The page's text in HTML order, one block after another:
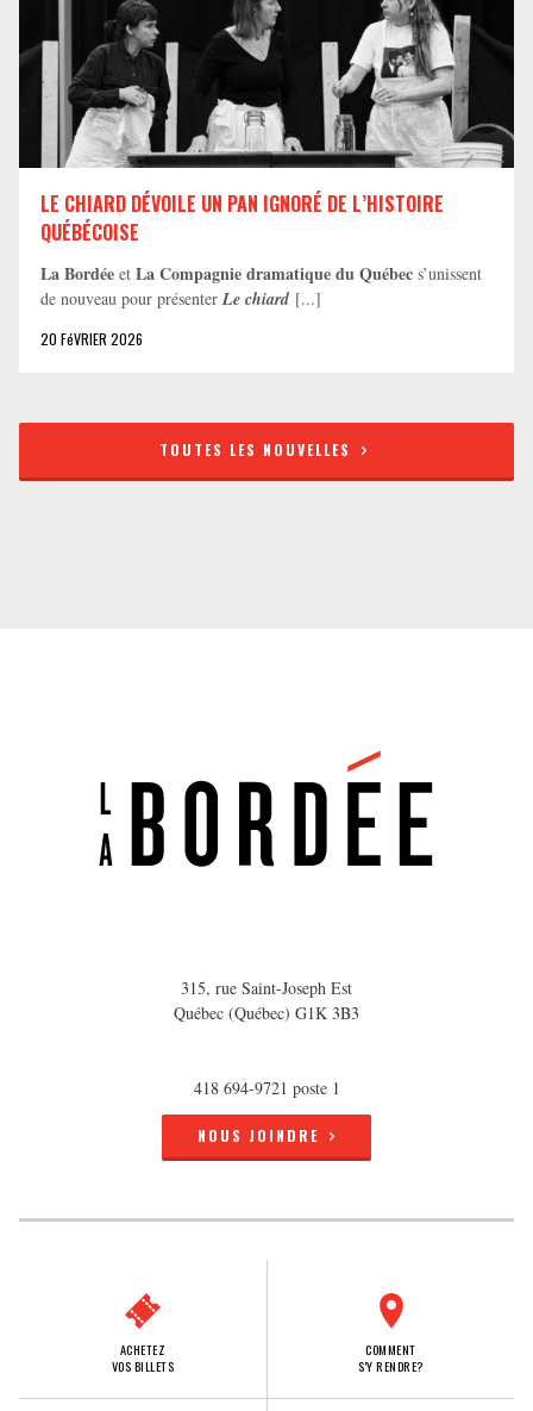
LE CHIARD DÉVOILE UN PAN IGNORÉ DE L’HISTOIRE
QUÉBÉCOISE
La Bordée et La Compagnie dramatique du Québec s’unissent
de nouveau pour présenter Le chiard [...]
20 FéVRIER 2026
TOUTES LES NOUVELLES
315, rue Saint-Joseph Est
Québec (Québec) G1K 3B3
418 694-9721 poste 1
NOUS JOINDRE
ACHETEZ
VOS BILLETS
COMMENT
S'Y RENDRE?